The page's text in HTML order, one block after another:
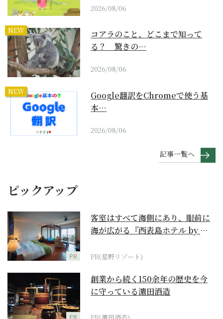
2026/08/06
NEW
コアラのこと、どこまで知って
る？ 驚きの…
2026/08/06
NEW
Google翻訳をChromeで使う基
本…
2026/08/06
記事一覧へ
ピックアップ
PR
客室はすべて海側にあり、眼前に
海が広がる『西表島ホテル by 星
PR(星野リゾート)
PR
創業から続く150余年の歴史を今
に守っている濵田酒造